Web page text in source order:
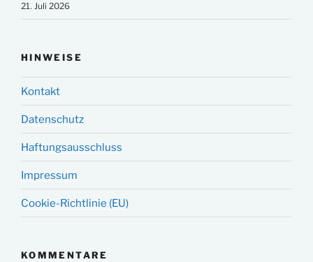
21. Juli 2026
HINWEISE
Kontakt
Datenschutz
Haftungsausschluss
Impressum
Cookie-Richtlinie (EU)
KOMMENTARE